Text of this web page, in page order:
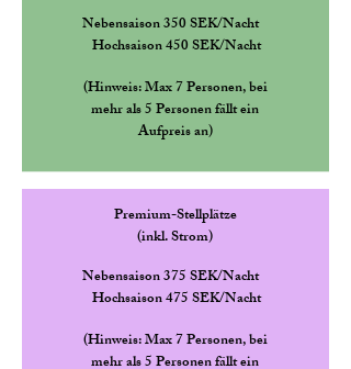
Nebensaison 350 SEK/Nacht
Hochsaison 450 SEK/Nacht
(Hinweis: Max 7 Personen, bei
mehr als 5 Personen fällt ein
Aufpreis an)
Premium-Stellplätze
(inkl. Strom)
Nebensaison 375 SEK/Nacht
Hochsaison 475 SEK/Nacht
(Hinweis: Max 7 Personen, bei
mehr als 5 Personen fällt ein